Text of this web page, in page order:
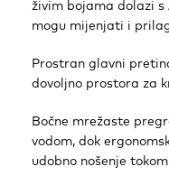
živim bojama dolazi s
mogu mijenjati i
Prostran glavni
dovoljno prostora za
Bočne mrežaste
vodom, dok
udobno nošenje